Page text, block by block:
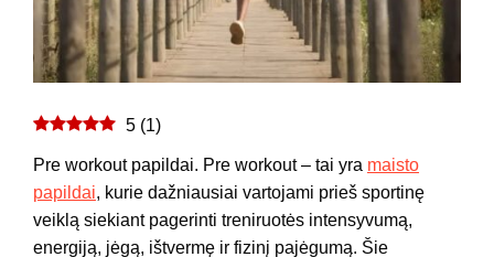
5 (1)
Pre workout papildai. Pre workout – tai yra maisto
papildai, kurie dažniausiai vartojami prieš sportinę
veiklą siekiant pagerinti treniruotės intensyvumą,
energiją, jėgą, ištvermę ir fizinį pajėgumą. Šie